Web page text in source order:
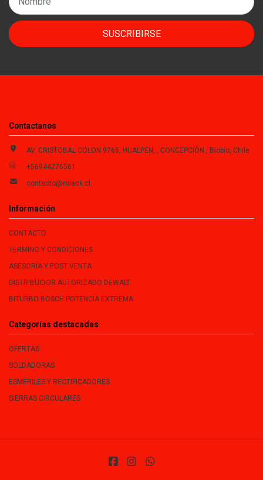
SUSCRIBIRSE
Contactanos
AV. CRISTOBAL COLON 9765, HUALPEN, , CONCEPCIÓN , Biobío, Chile
+56944276561
contacto@rolack.cl
Información
CONTACTO
TERMINO Y CONDICIONES
ASESORÍA Y POST VENTA
DISTRIBUIDOR AUTORIZADO DEWALT
BITURBO BOSCH POTENCIA EXTREMA
Categorías destacadas
OFERTAS
SOLDADORAS
ESMERILES Y RECTIFICADORES
SIERRAS CIRCULARES